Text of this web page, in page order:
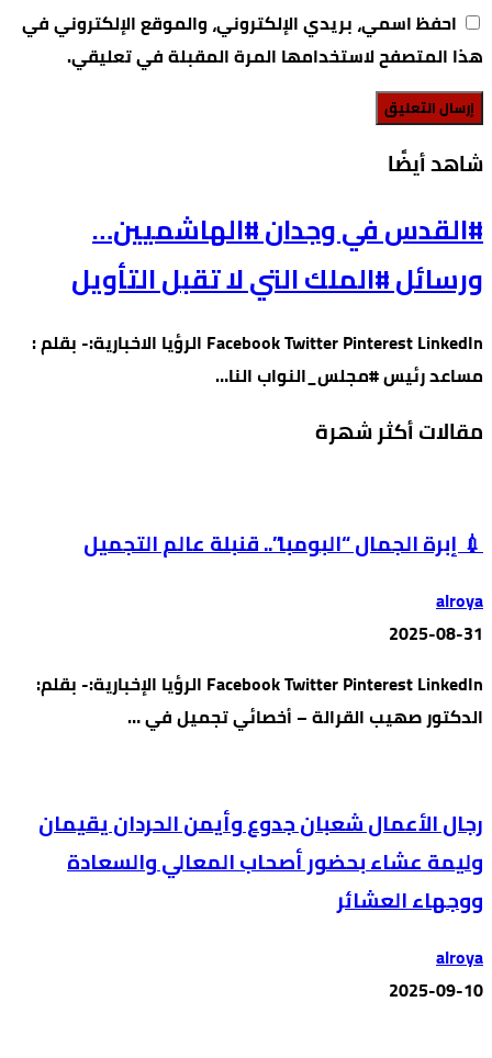
احفظ اسمي، بريدي الإلكتروني، والموقع الإلكتروني في
هذا المتصفح لاستخدامها المرة المقبلة في تعليقي.
‫شاهد أيضًا‬
#القدس في وجدان #الهاشميين…
ورسائل #الملك التي لا تقبل التأويل
Facebook Twitter Pinterest LinkedIn الرؤيا الاخبارية:- بقلم :
مساعد رئيس #مجلس_النواب النا…
مقالات أكثر شهرة
💉 إبرة الجمال “البومبا”.. قنبلة عالم التجميل
alroya
2025-08-31
Facebook Twitter Pinterest LinkedIn الرؤيا الإخبارية:- بقلم:
الدكتور صهيب القرالة – أخصائي تجميل في …
رجال الأعمال شعبان جدوع وأيمن الحردان يقيمان
وليمة عشاء بحضور أصحاب المعالي والسعادة
ووجهاء العشائر
alroya
2025-09-10